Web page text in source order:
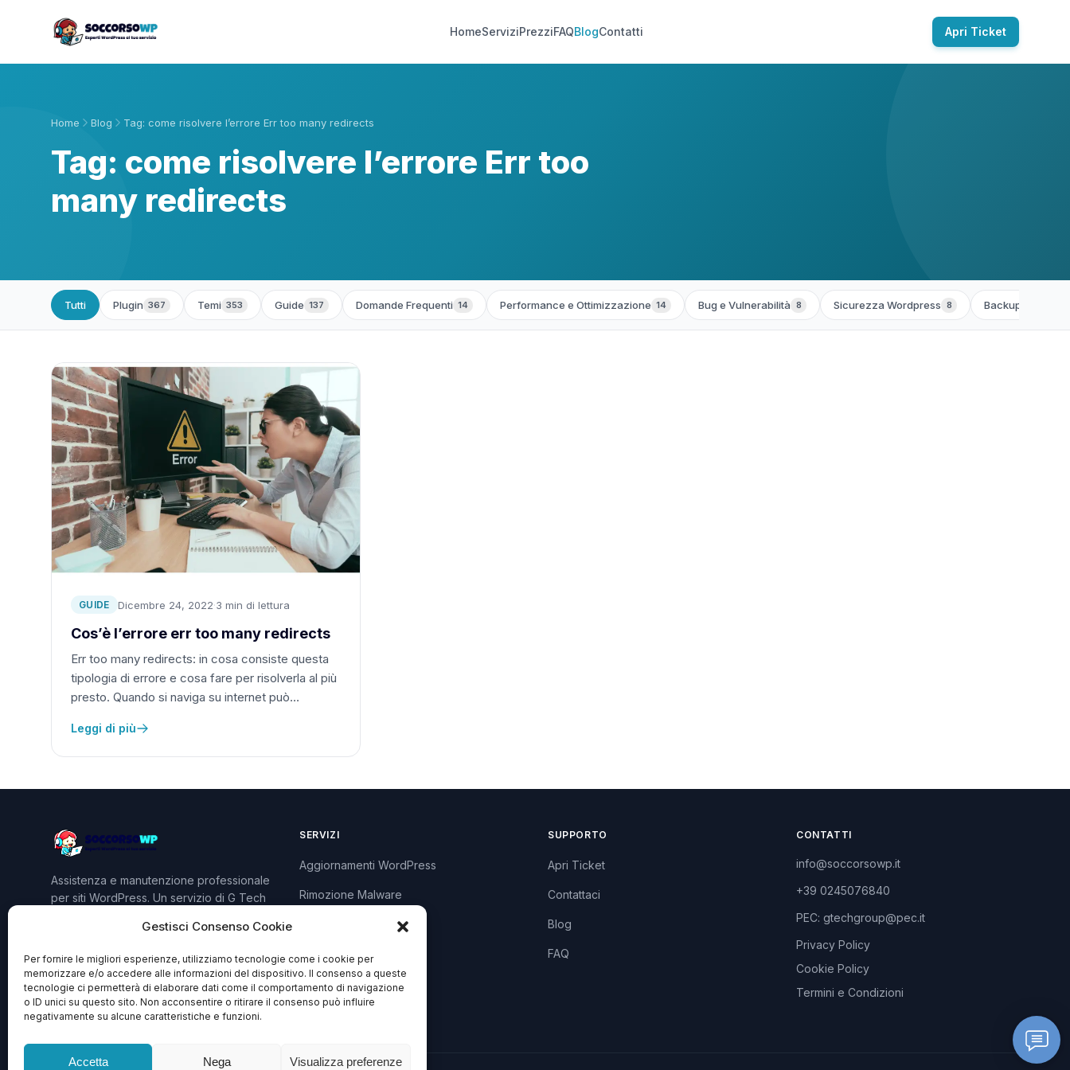
Gestisci Consenso Cookie
Per fornire le migliori esperienze, utilizziamo tecnologie come i cookie per
memorizzare e/o accedere alle informazioni del dispositivo. Il consenso a queste
tecnologie ci permetterà di elaborare dati come il comportamento di navigazione
o ID unici su questo sito. Non acconsentire o ritirare il consenso può influire
negativamente su alcune caratteristiche e funzioni.
Accetta Nega Visualizza preferenze
HomeServiziPrezziFAQBlogContatti Apri Ticket
Home Blog Tag: come risolvere l’errore Err too many redirects
Tag: come risolvere l’errore Err too
many redirects
Tutti Plugin 367 Temi 353 Guide 137 Domande Frequenti 14 Performance e Ottimizzazione 14 Bug e Vulnerabilità 8 Sicurezza Wordpress 8 Backup e
GUIDE Dicembre 24, 2022·3 min di lettura
Cos’è l’errore err too many redirects
Err too many redirects: in cosa consiste questa
tipologia di errore e cosa fare per risolverla al più
presto. Quando si naviga su internet può…
Leggi di più
Assistenza e manutenzione professionale
per siti WordPress. Un servizio di G Tech
SERVIZI
Aggiornamenti WordPress
Rimozione Malware
Piani e Prezzi
SUPPORTO
Apri Ticket
Contattaci
Blog
FAQ
CONTATTI
info@soccorsowp.it
+39 0245076840
PEC: gtechgroup@pec.it
Privacy Policy
Cookie Policy
Termini e Condizioni